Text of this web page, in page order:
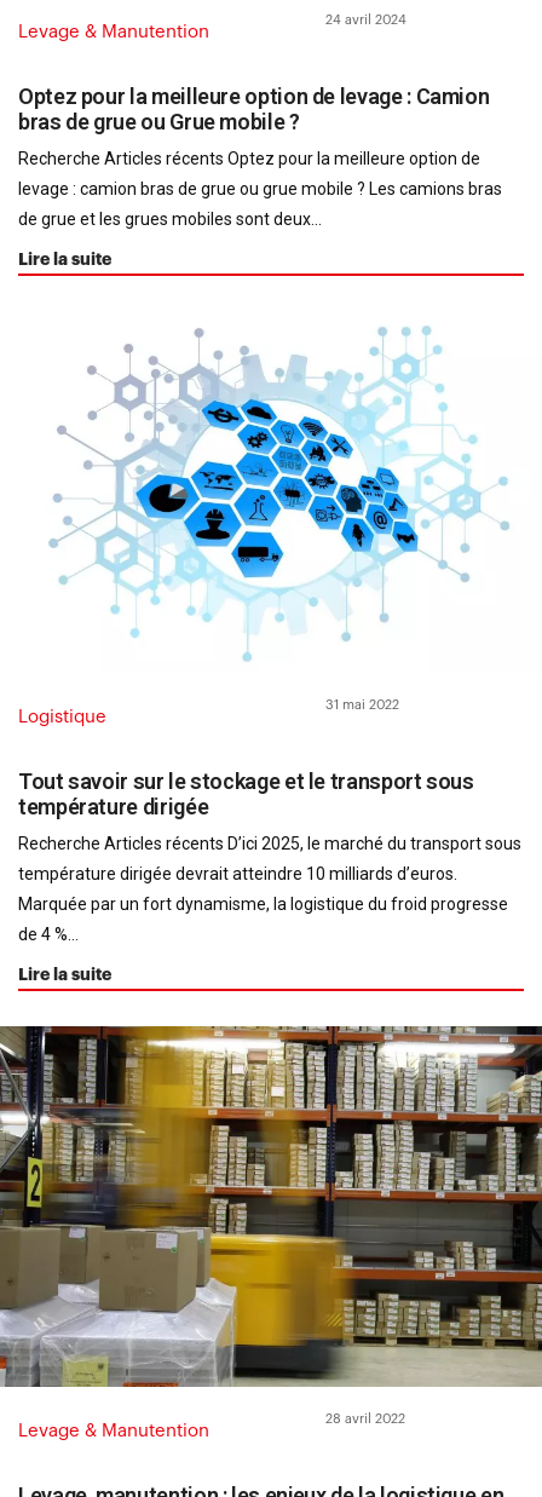
Levage & Manutention
Optez pour la meilleure option de levage : Camion
bras de grue ou Grue mobile ?
24 avril 2024
Recherche Articles récents Optez pour la meilleure option de
levage : camion bras de grue ou grue mobile ? Les camions bras
de grue et les grues mobiles sont deux...
Lire la suite
Logistique
Tout savoir sur le stockage et le transport sous
température dirigée
31 mai 2022
Recherche Articles récents D’ici 2025, le marché du transport sous
température dirigée devrait atteindre 10 milliards d’euros.
Marquée par un fort dynamisme, la logistique du froid progresse
de 4 %...
Lire la suite
Levage & Manutention
28 avril 2022